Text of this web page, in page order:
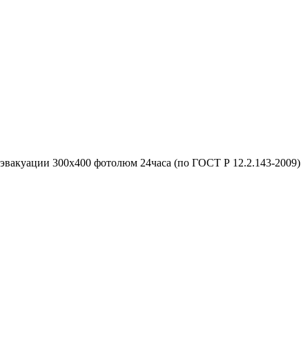
300х400 фотолюм 24часа (по ГОСТ Р 12.2.143-2009)